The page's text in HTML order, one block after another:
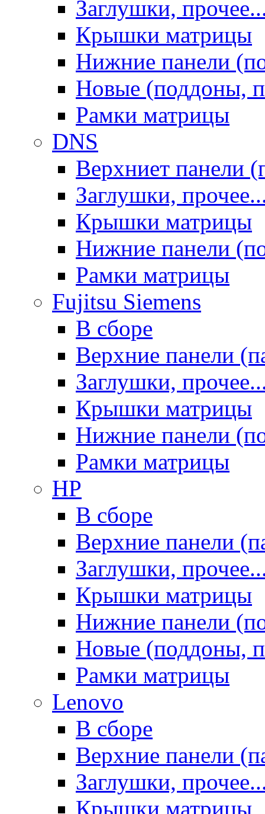
Заглушки,
Крышки матрицы
Нижние панели
Новые (поддоны,
Рамки матрицы
DNS
Верхниет панели
Заглушки,
Крышки матрицы
Нижние панели
Рамки матрицы
Fujitsu Siemens
В сборе
Верхние панели
Заглушки,
Крышки матрицы
Нижние панели
Рамки матрицы
HP
В сборе
Верхние панели
Заглушки,
Крышки матрицы
Нижние панели
Новые (поддоны,
Рамки матрицы
Lenovo
В сборе
Верхние панели
Заглушки,
Крышки матрицы